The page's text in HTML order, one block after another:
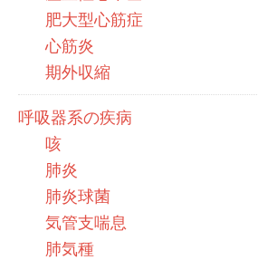
肥大型心筋症
心筋炎
期外収縮
呼吸器系の疾病
咳
肺炎
肺炎球菌
気管支喘息
肺気種